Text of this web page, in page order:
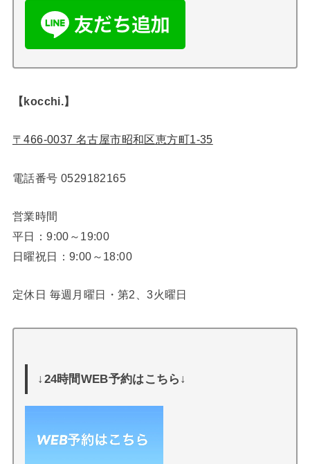
【kocchi.】
〒466-0037 名古屋市昭和区恵方町1-35
電話番号 0529182165
営業時間
平日：9:00～19:00
日曜祝日：9:00～18:00
定休日 毎週月曜日・第2、3火曜日
↓24時間WEB予約はこちら↓